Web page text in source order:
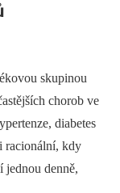
skupinou
chorob ve
diabetes
racionální, kdy
jednou denně,